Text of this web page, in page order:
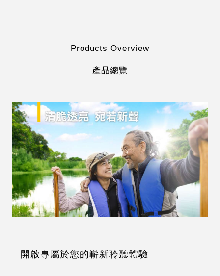
Products Overview
產品總覽
開啟專屬於您的嶄新聆聽體驗